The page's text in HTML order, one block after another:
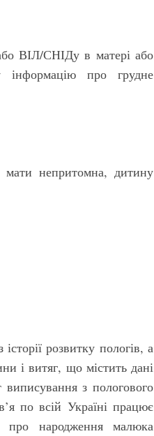
ВІЛ/СНІДу в матері або
інформацію про грудне
мати непритомна, дитину
розвитку пологів, а
і витяг, що містить дані
з пологового
по всій Україні працює
про народження малюка